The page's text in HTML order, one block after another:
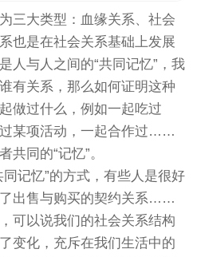
三大类型：血缘关系、社会
也是在社会关系基础上发展
人与人之间的“共同记忆”，我
有关系，那么如何证明这种
做过什么，例如一起吃过
某项活动，一起合作过……
共同的“记忆”。
记忆”的方式，有些人是很好
出售与购买的契约关系……
可以说我们的社会关系结构
变化，充斥在我们生活中的